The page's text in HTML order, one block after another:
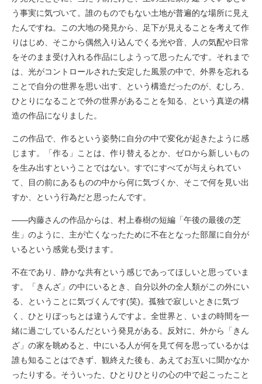
う事実に気づいて。誰のものでもない土地が普遍的な場所に見え
たんですね。この大地の発見から、足下が見えることを考えて作
りはじめ、そこから偶然入り込んでくる光や音、人の気配や日常
をそのまま受け入れる作品にしようって思ったんです。それまで
は、光がコントロールされた安定した風景の中で、外界を忘れる
ことで自分の世界を思い出す、という構造だったのが、むしろ、
ひとりになることで外の世界があることを知る、という真逆の構
造の作品になりました。
この作品で、作るという姿勢に自分の中で変化が起きたように感
じます。「作る」ことは、作り替えるとか、ゼロから新しいもの
を生み出すということではない。すでにすべてが与えられてい
て、目の前にあるものの中から何に気づくか、そこで何を見い出
すか、という行為だと思ったんです。
――内藤さんの作品からは、村上春樹の短編「午後の最後の芝
生」のように、主が亡くなったために不在となった部屋に自分が
いるという感覚も受けます。
不在であり、静かな共有という感じであってほしいと思っていま
す。「きんざ」の中にいるとき、自分以外の全人類がこの外にい
る、ということに気づくんです(笑)。孤独で寂しいときに気づ
く、ひとりぼっちとは違うんですよ。全世界と、いまの時間を一
緒に過ごしているんだという発見がある。反対に、外から「きん
ざ」の家を眺めると、中にいる人が何を見て何を思っているかは
誰も知ることはできず、観終えた後も、あえてお互いに聞かなか
ったりする。そういった、ひとりひとりの心の中で起こったこと